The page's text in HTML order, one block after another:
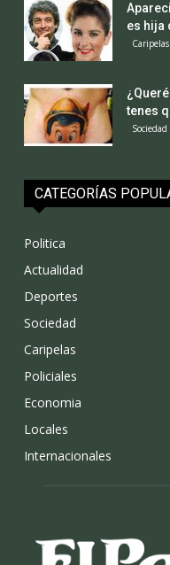
es hija
Caripelas
tenes
Sociedad
CATEGORÍAS
Politica
Actualidad
Deportes
Sociedad
Caripelas
Policiales
Economia
Locales
Internacionales